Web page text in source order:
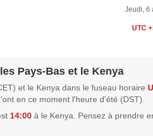
Jeudi, 6
UTC
Pays-Bas et le Kenya
et le Kenya dans le fuseau horaire
en ce moment l'heure d'été (DST).
14:00 à le Kenya. Pensez à prendre